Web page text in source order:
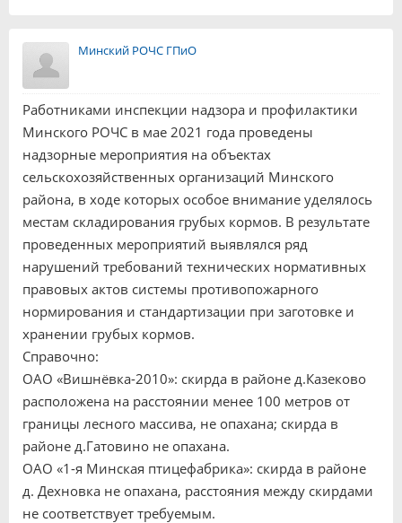
Минский РОЧС ГПиО
Работниками инспекции надзора и профилактики
Минского РОЧС в мае 2021 года проведены
надзорные мероприятия на объектах
сельскохозяйственных организаций Минского
района, в ходе которых особое внимание уделялось
местам складирования грубых кормов. В результате
проведенных мероприятий выявлялся ряд
нарушений требований технических нормативных
правовых актов системы противопожарного
нормирования и стандартизации при заготовке и
хранении грубых кормов.
Справочно:
ОАО «Вишнёвка-2010»: скирда в районе д.Казеково
расположена на расстоянии менее 100 метров от
границы лесного массива, не опахана; скирда в
районе д.Гатовино не опахана.
ОАО «1-я Минская птицефабрика»: скирда в районе
д. Дехновка не опахана, расстояния между скирдами
не соответствует требуемым.